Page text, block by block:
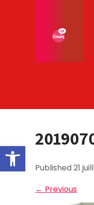
Ouvrir la barre d’outils
Published 21
← Previous